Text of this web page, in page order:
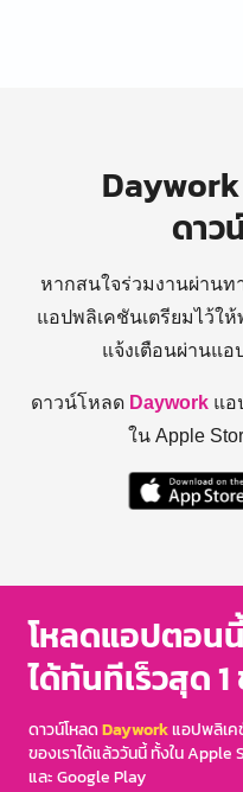
ดาว
หากสนใจร่วมงานผ่านท
แอปพลิเคชันเตรียมไว้ให้
แจ้งเตือนผ่านแ
ดาวน์โหลด Daywork แอ
ใน Apple
โหลดแอปตอน
ได้ทันทีเร็วสุด 1
ดาวน์โหลดDayworkแอปพลิเค
ของเราได้แล้ววันนี้ ทั้งใน Apple
และ Google Play